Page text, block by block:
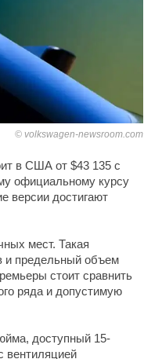
volkswagen-newsroom.com
в США от $43 135 с
официальному курсу
версии достигают
мест. Такая
и предельный объем
стоит сравнить
ряда и допустимую
доступный 15-
вентиляцией